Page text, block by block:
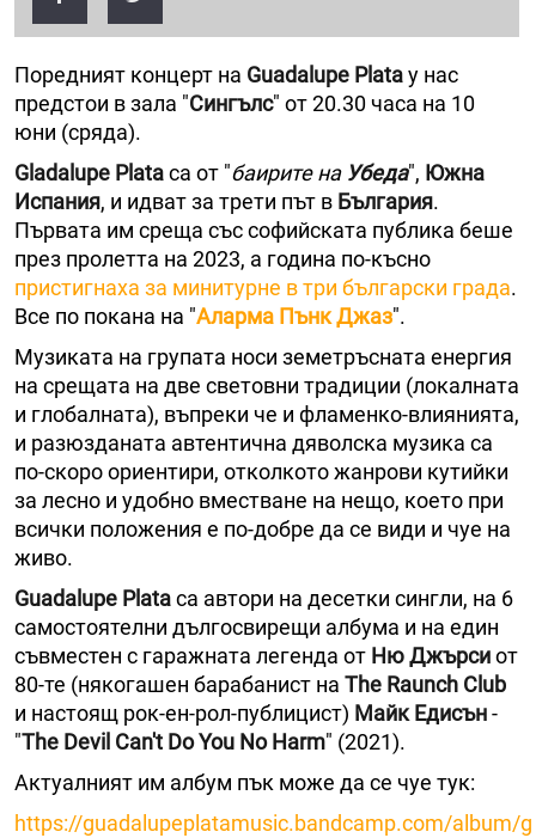
Поредният концерт на Guadalupe Plataу нас
предстои в зала "Сингълс" от 20.30 часа на 10
юни (сряда).
Gladalupe Plataса от "баирите на Убеда", Южна
Испания, и идват за трети път в България.
Първата им среща със софийската публика беше
през пролетта на 2023, а година по-късно
пристигнаха за минитурне в три български града.
Все по покана на "Аларма Пънк Джаз".
Музиката на групата носи земетръсната енергия
на срещата на две световни традиции (локалната
и глобалната), въпреки че и фламенко-влиянията,
и разюзданата автентична дяволска музика са
по-скоро ориентири, отколкото жанрови кутийки
за лесно и удобно вместване на нещо, което при
всички положения е по-добре да се види и чуе на
живо.
Guadalupe Plataса автори на десетки сингли, на 6
самостоятелни дългосвирещи албума и на един
съвместен с гаражната легенда от Ню Джърсиот
80-те (някогашен барабанист на The Raunch Club
и настоящ рок-ен-рол-публицист) Майк Едисън-
"The Devil Can't Do You No Harm" (2021).
Актуалният им албум пък може да се чуе тук:
https://guadalupeplatamusic.bandcamp.com/album/